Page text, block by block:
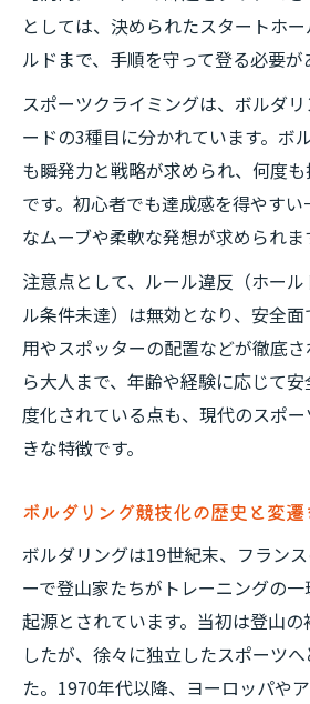
としては、決められたスタートホ
ルドまで、手順を守って登る必要が
スポーツクライミングは、ボルダ
ードの3種目に分かれています。ボ
も瞬発力と戦略が求められ、何度
です。初心者でも達成感を得やす
なムーブや柔軟な発想が求められま
注意点として、ルール違反（ホー
ル条件未達）は無効となり、安全
用やスポッターの配置などが徹底
ら大人まで、年齢や経験に応じて
度化されている点も、現代のスポ
きな特徴です。
ボルダリング競技化の歴史と変遷
ボルダリングは19世紀末、フラン
ーで登山家たちがトレーニングの
起源とされています。当初は登山
したが、徐々に独立したスポーツ
た。1970年代以降、ヨーロッパや